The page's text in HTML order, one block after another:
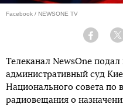
Facebook / NEWSONE TV
Телеканал NewsOne
административный суд
Национального совета по
радиовещания о